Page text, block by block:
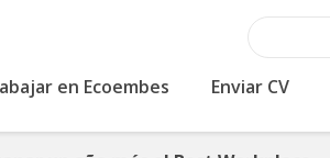
en Ecoembes Enviar CV